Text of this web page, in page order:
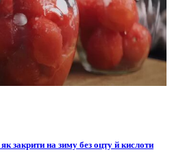
закрити на зиму без оцту й кислоти